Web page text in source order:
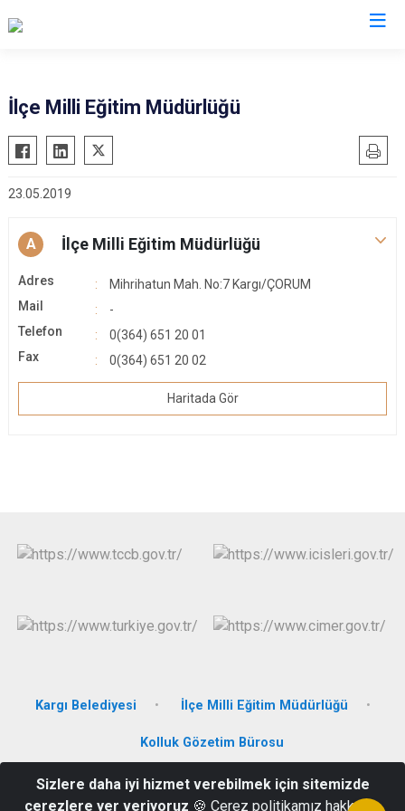
Alaca
Bayat
Boğazkale
İskilip
Kargı
Laçin
Sungurlu
Uğurludağ
İlçe Milli Eğitim Müdürlüğü
23.05.2019
A İlçe Milli Eğitim Müdürlüğü
Adres
Mihrihatun Mah. No:7 Kargı/ÇORUM
Mail
-
Telefon
0(364) 651 20 01
Fax
0(364) 651 20 02
Haritada Gör
Kargı Belediyesi İlçe Milli Eğitim Müdürlüğü
Kolluk Gözetim Bürosu
Mihrihatun Mah. Sakız Sk. No: 7
Sizlere daha iyi hizmet verebilmek için sitemizde
çerezlere yer veriyoruz 🍪 Çerez politikamız hakkında